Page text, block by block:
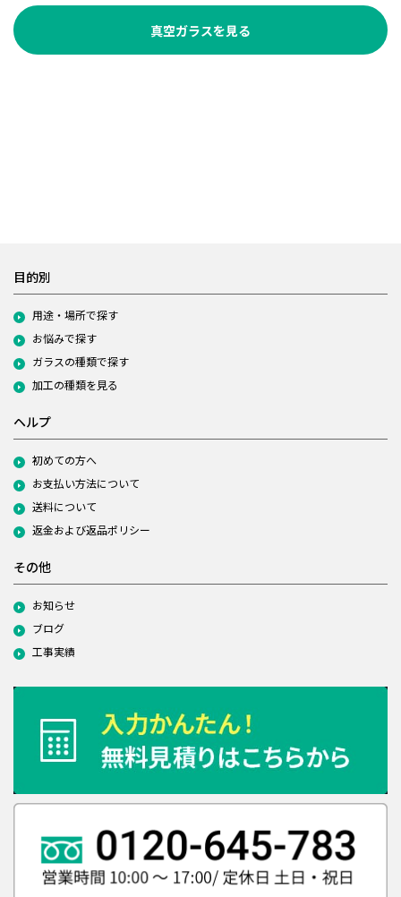
真空ガラスを見る
目的別
用途・場所で探す
お悩みで探す
ガラスの種類で探す
加工の種類を見る
ヘルプ
初めての方へ
お支払い方法について
送料について
返金および返品ポリシー
その他
お知らせ
ブログ
工事実績